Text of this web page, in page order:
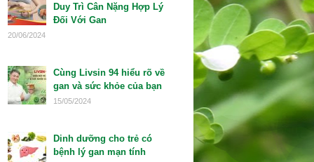
Duy Trì Cân Nặng Hợp Lý
Đối Với Gan
20/06/2024
Cùng Livsin 94 hiểu rõ về
gan và sức khỏe của bạn
15/05/2024
Dinh dưỡng cho trẻ có
bệnh lý gan mạn tính